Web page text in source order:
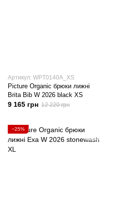
Артикул: WPT0140A_XS
Picture Organic брюки лижні
Brita Bib W 2026 black XS
9 165 грн 12 220 грн
−25%